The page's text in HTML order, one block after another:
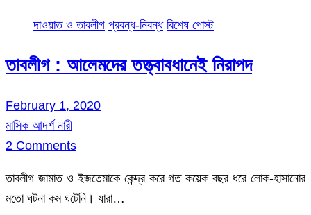
দাওয়াত ও তাবলীগ প্রবন্ধ-নিবন্ধ বিশেষ পোস্ট
তাবলীগ : আলেমদের তত্ত্বাবধানেই নিরাপদ
February 1, 2020
মাসিক আদর্শ নারী
2 Comments
তাবলীগ জামাত ও ইজতেমাকে কেন্দ্র করে গত কয়েক বছর ধরে লোক-হাসানোর
মতো ঘটনা কম ঘটেনি। যারা…